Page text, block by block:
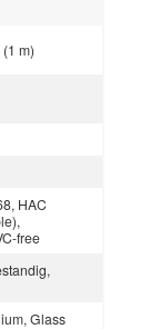
m)
HAC
free
Glass